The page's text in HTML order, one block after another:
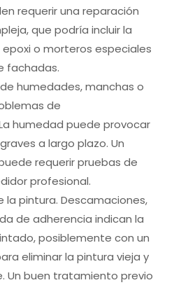
requerir una reparación
que podría incluir la
o morteros especiales
fachadas.
humedades, manchas o
de
humedad puede provocar
a largo plazo. Un
requerir pruebas de
profesional.
la pintura. Descamaciones,
de adherencia indican la
posiblemente con un
eliminar la pintura vieja y
Un buen tratamiento previo